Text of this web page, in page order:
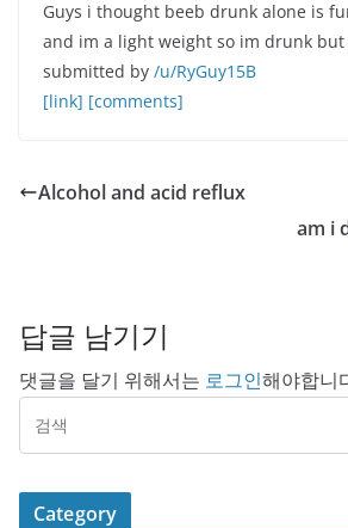
Guys i thought beeb drunk alone is
and im a light weight so im drunk but
submitted by /u/RyGuy15B
[link] [comments]
Alcohol and acid reflux
am i
답글 남기기
댓글을 달기 위해서는 로그인해야합니
Category